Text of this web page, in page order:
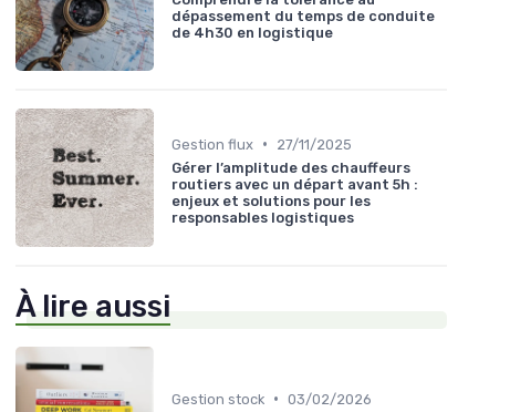
dépassement du temps de conduite
de 4h30 en logistique
Gestion flux •
27/11/2025
Gérer l’amplitude des chauffeurs
routiers avec un départ avant 5h :
enjeux et solutions pour les
responsables logistiques
À lire aussi
Gestion stock • 03/02/2026